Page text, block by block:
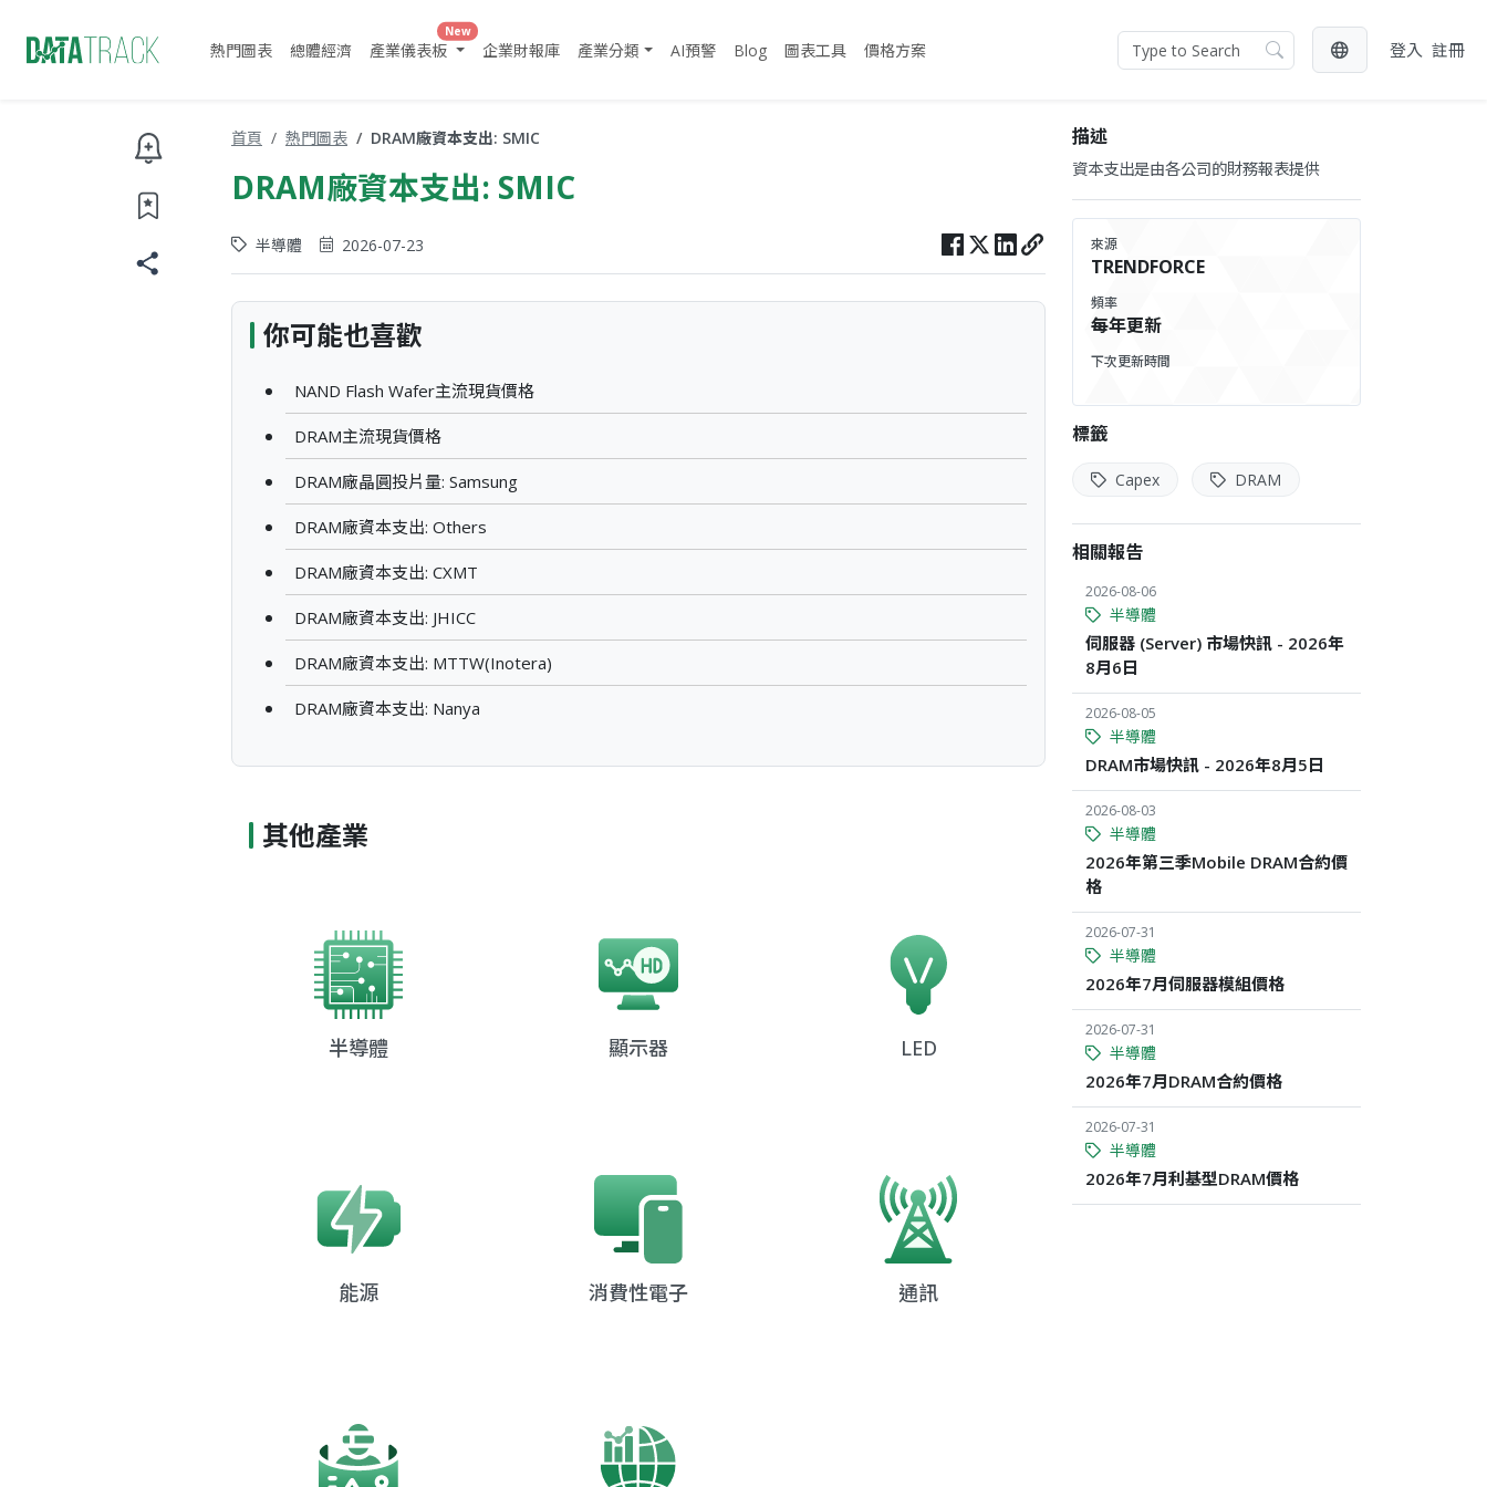
熱門圖表 總體經濟 產業儀表板
New
企業財報庫 產業分類 AI預警 Blog 圖表工具 價格方案 登入 註冊
首頁 熱門圖表 DRAM廠資本支出: SMIC
DRAM廠資本支出: SMIC
半導體 2026-07-23
你可能也喜歡
NAND Flash Wafer主流現貨價格
DRAM主流現貨價格
DRAM廠晶圓投片量: Samsung
DRAM廠資本支出: Others
DRAM廠資本支出: CXMT
DRAM廠資本支出: JHICC
DRAM廠資本支出: MTTW(Inotera)
DRAM廠資本支出: Nanya
其他產業
半導體 顯示器 LED
能源 消費性電子 通訊
描述
資本支出是由各公司的財務報表提供
來源
TRENDFORCE
頻率
每年更新
下次更新時間
標籤
Capex DRAM
相關報告
2026-08-06
半導體
伺服器 (Server) 市場快訊 - 2026年
8月6日
2026-08-05
半導體
DRAM市場快訊 - 2026年8月5日
2026-08-03
半導體
2026年第三季Mobile DRAM合約價
格
2026-07-31
半導體
2026年7月伺服器模組價格
2026-07-31
半導體
2026年7月DRAM合約價格
2026-07-31
半導體
2026年7月利基型DRAM價格